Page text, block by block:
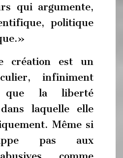
qui argumente,
politique
création est un
infiniment
que la liberté
dans laquelle elle
Même si
pas aux